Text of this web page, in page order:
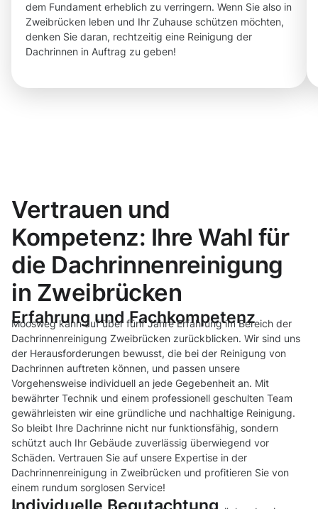
dem Fundament erheblich zu verringern. Wenn Sie also in
Zweibrücken leben und Ihr Zuhause schützen möchten,
denken Sie daran, rechtzeitig eine Reinigung der
Dachrinnen in Auftrag zu geben!
Vertrauen und
Kompetenz: Ihre Wahl für
die Dachrinnenreinigung
in Zweibrücken
Erfahrung und Fachkompetenz
Moosweg kann auf über fünf Jahre Erfahrung im Bereich der
Dachrinnenreinigung Zweibrücken zurückblicken. Wir sind uns
der Herausforderungen bewusst, die bei der Reinigung von
Dachrinnen auftreten können, und passen unsere
Vorgehensweise individuell an jede Gegebenheit an. Mit
bewährter Technik und einem professionell geschulten Team
gewährleisten wir eine gründliche und nachhaltige Reinigung.
So bleibt Ihre Dachrinne nicht nur funktionsfähig, sondern
schützt auch Ihr Gebäude zuverlässig überwiegend vor
Schäden. Vertrauen Sie auf unsere Expertise in der
Dachrinnenreinigung in Zweibrücken und profitieren Sie von
einem rundum sorglosen Service!
Individuelle Begutachtung